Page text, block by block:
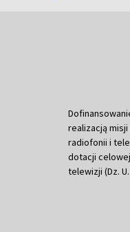
realizacją
radiofonii i
dotacji
telewizji (Dz.